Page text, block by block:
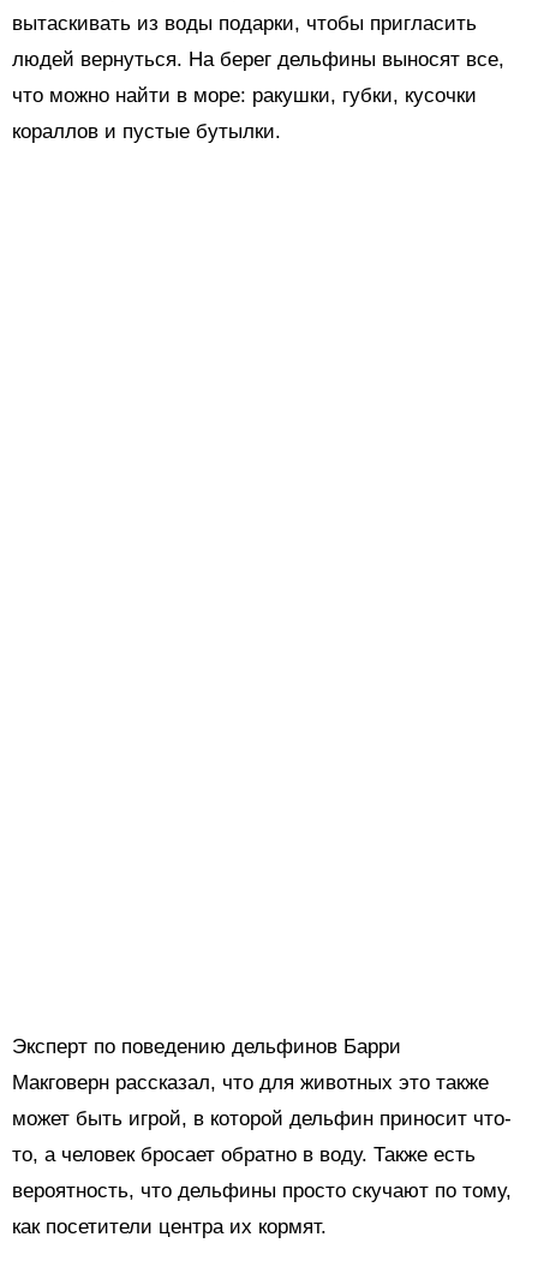
вытаскивать из воды подарки, чтобы пригласить
людей вернуться. На берег дельфины выносят все,
что можно найти в море: ракушки, губки, кусочки
кораллов и пустые бутылки.
Эксперт по поведению дельфинов Барри
Макговерн рассказал, что для животных это также
может быть игрой, в которой дельфин приносит что-
то, а человек бросает обратно в воду. Также есть
вероятность, что дельфины просто скучают по тому,
как посетители центра их кормят.